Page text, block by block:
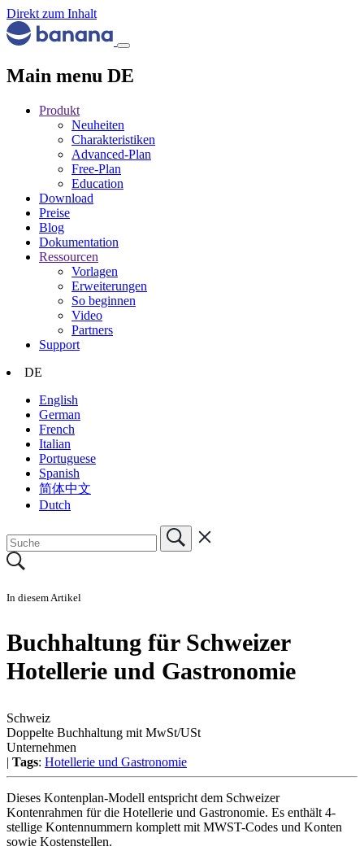
Direkt zum Inhalt
Main menu DE
Produkt
Neuheiten
Charakteristiken
Advanced-Plan
Free-Plan
Education
Download
Preise
Blog
Dokumentation
Ressourcen
Vorlagen
Erweiterungen
So beginnen
Video
Partners
Support
DE
English
German
French
Italian
Portuguese
Spanish
简体中文
Dutch
In diesem Artikel
Buchhaltung für Schweizer
Hotellerie und Gastronomie
Schweiz
Doppelte Buchhaltung mit MwSt/USt
Unternehmen
| Tags: Hotellerie und Gastronomie
Dieses Kontenplan-Modell entspricht dem Schweizer
Kontenrahmen für die Hotellerie und Gastronomie. Es enthält 4-
stellige Kontennummern komplett mit MWST-Codes und Konten
sowie Kostenstellen.